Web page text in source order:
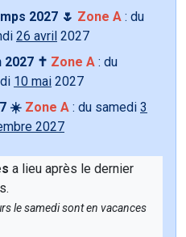
2027 🌷 Zone A : du
26 avril 2027
2027 ✝️ Zone A : du
10 mai 2027
☀️ Zone A : du samedi 3
2027
a lieu après le dernier
le samedi sont en vacances